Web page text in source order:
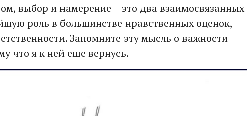
выбор и намерение – это два взаимосвязанных
роль в большинстве нравственных оценок,
Запомните эту мысль о важности
что я к ней еще вернусь.